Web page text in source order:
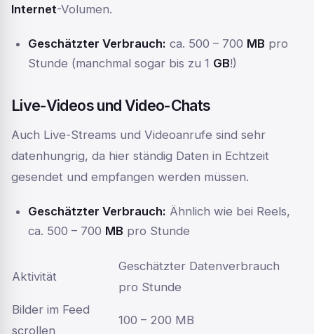
Internet-Volumen.
Geschätzter Verbrauch: ca. 500 – 700 MB pro
Stunde (manchmal sogar bis zu 1 GB!)
Live-Videos und Video-Chats
Auch Live-Streams und Videoanrufe sind sehr
datenhungrig, da hier ständig Daten in Echtzeit
gesendet und empfangen werden müssen.
Geschätzter Verbrauch: Ähnlich wie bei Reels,
ca. 500 – 700 MB pro Stunde
Aktivität
Geschätzter Datenverbrauch
pro Stunde
Bilder im Feed
scrollen
100 – 200 MB